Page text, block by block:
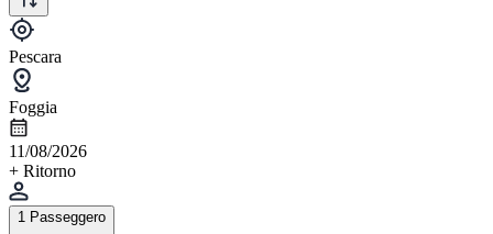
Pescara
Foggia
11/08/2026
+ Ritorno
1 Passeggero